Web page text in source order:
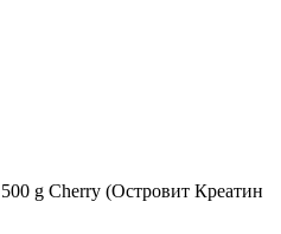
g Cherry (Островит Креатин